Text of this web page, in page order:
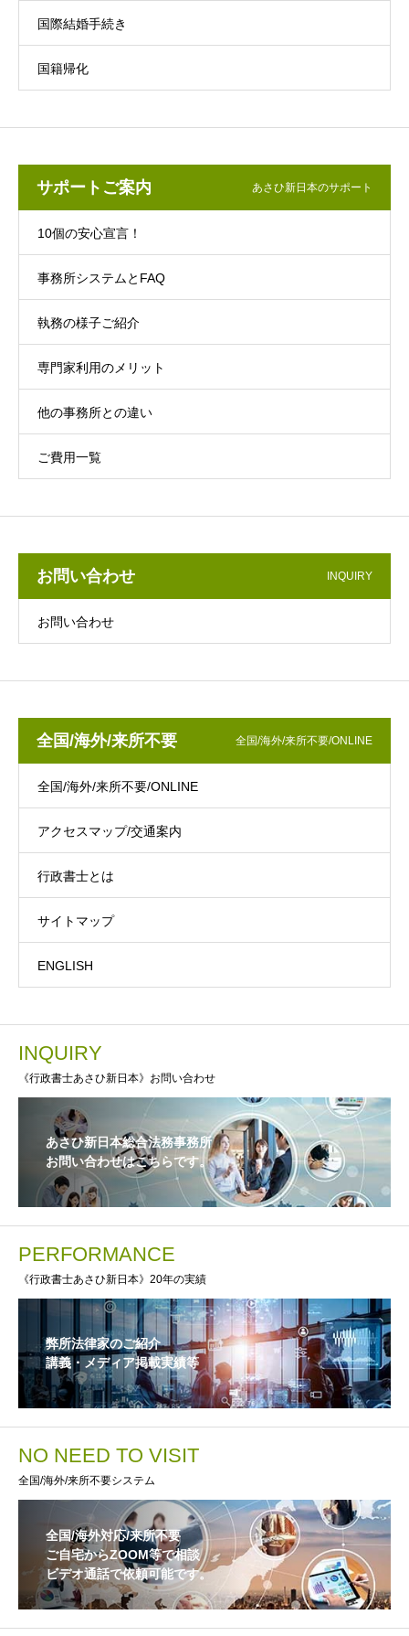
国際結婚手続き
国籍帰化
サポートご案内 あさひ新日本のサポート
10個の安心宣言！
事務所システムとFAQ
執務の様子ご紹介
専門家利用のメリット
他の事務所との違い
ご費用一覧
お問い合わせ INQUIRY
お問い合わせ
全国/海外/来所不要 全国/海外/来所不要/ONLINE
全国/海外/来所不要/ONLINE
アクセスマップ/交通案内
行政書士とは
サイトマップ
ENGLISH
INQUIRY
《行政書士あさひ新日本》お問い合わせ
あさひ新日本総合法務事務所
お問い合わせはこちらです。
PERFORMANCE
《行政書士あさひ新日本》20年の実績
弊所法律家のご紹介
講義・メディア掲載実績等
NO NEED TO VISIT
全国/海外/来所不要システム
全国/海外対応/来所不要
ご自宅からZOOM等で相談
ビデオ通話で依頼可能です。